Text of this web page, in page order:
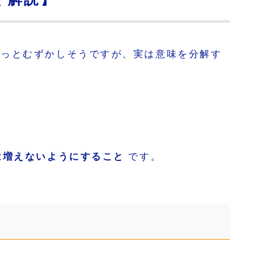
とむずかしそうですが、実は意味を分解す
えないようにすること です。